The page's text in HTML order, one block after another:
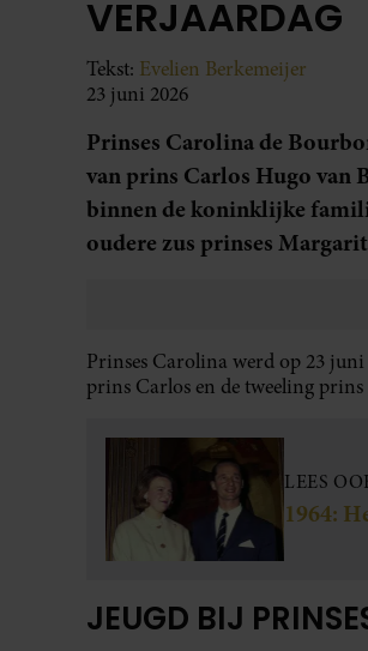
VERJAARDAG
Tekst: Evelien Berkemeijer
23 juni 2026
Prinses Carolina de
van prins Carlos Hugo van
binnen de koninklijke
oudere zus prinses
Prinses Carolina werd op 23
prins Carlos en de tweeling
LEES
1964:
JEUGD BIJ